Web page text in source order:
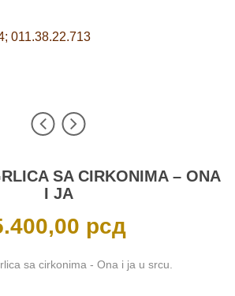
011.38.22.713
SA CIRKONIMA – ONA
I JA
рсд
sa cirkonima - Ona i ja u srcu.